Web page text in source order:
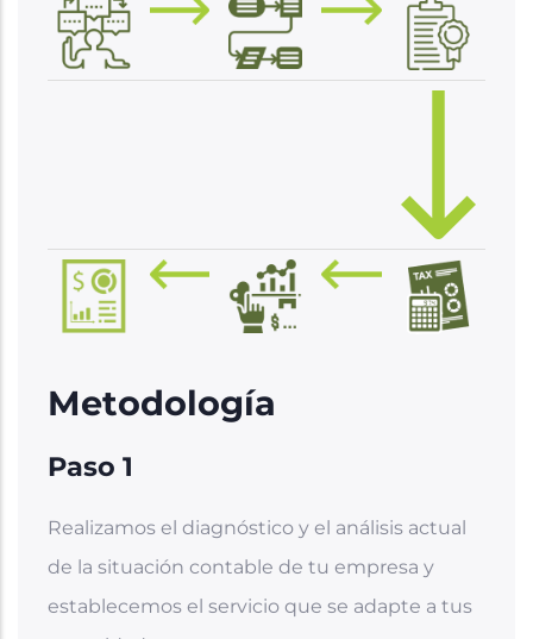
Metodología
Paso 1
Realizamos el diagnóstico y el análisis actual
de la situación contable de tu empresa y
establecemos el servicio que se adapte a tus